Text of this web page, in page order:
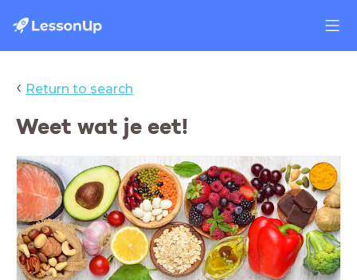
‹ Return to search
Weet wat je eet!